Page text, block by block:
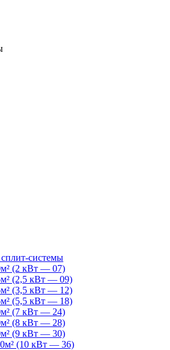
системы
(2 кВт — 07)
(2,5 кВт — 09)
(3,5 кВт — 12)
(5,5 кВт — 18)
(7 кВт — 24)
(8 кВт — 28)
(9 кВт — 30)
(10 кВт — 36)